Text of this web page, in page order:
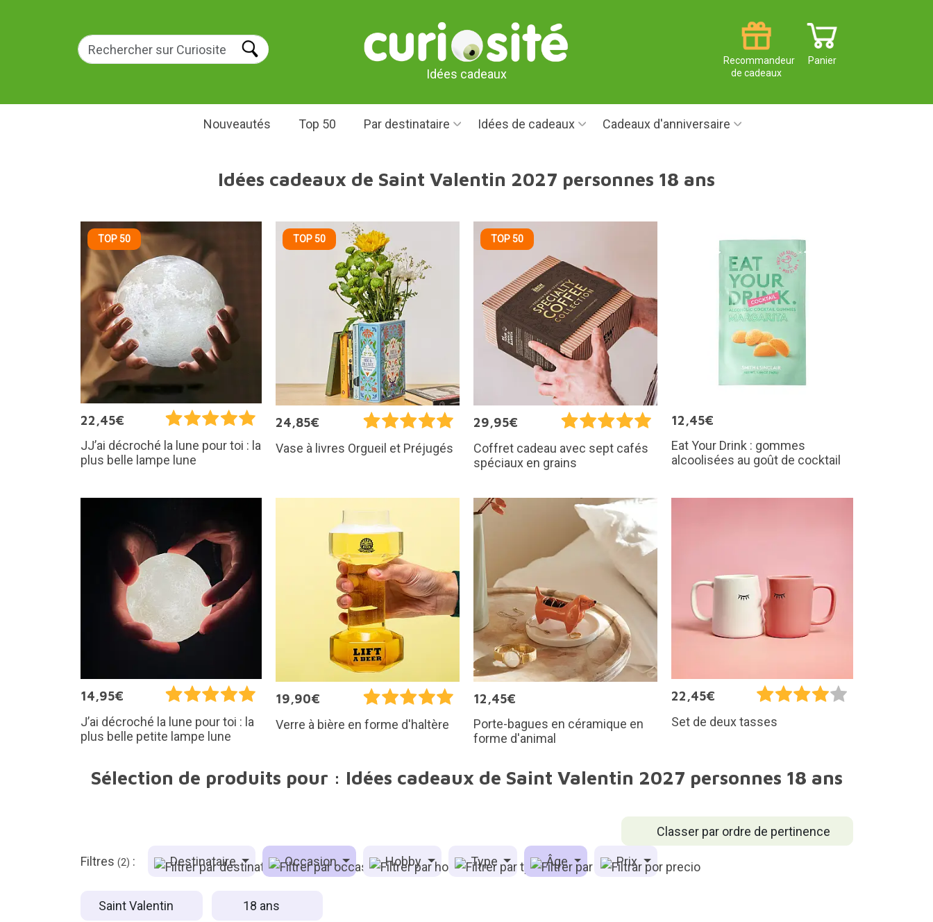
Idées cadeaux
Panier
Recommandeur
de cadeaux
Nouveautés Top 50 Par destinataire Idées de cadeaux Cadeaux d'anniversaire
Idées cadeaux de Saint Valentin 2027 personnes 18 ans
TOP 50
22,45€
JJ’ai décroché la lune pour toi : la
plus belle lampe lune
TOP 50
24,85€
Vase à livres Orgueil et Préjugés
TOP 50
29,95€
Coffret cadeau avec sept cafés
spéciaux en grains
12,45€
Eat Your Drink : gommes
alcoolisées au goût de cocktail
14,95€
J’ai décroché la lune pour toi : la
plus belle petite lampe lune
19,90€
Verre à bière en forme d'haltère
12,45€
Porte-bagues en céramique en
forme d'animal
22,45€
Set de deux tasses
Sélection de produits pour : Idées cadeaux de Saint Valentin 2027 personnes 18 ans
Classer par ordre de pertinence
Filtres (2) : Destinataire Occasion Hobby Type Âge Prix
Saint Valentin 18 ans